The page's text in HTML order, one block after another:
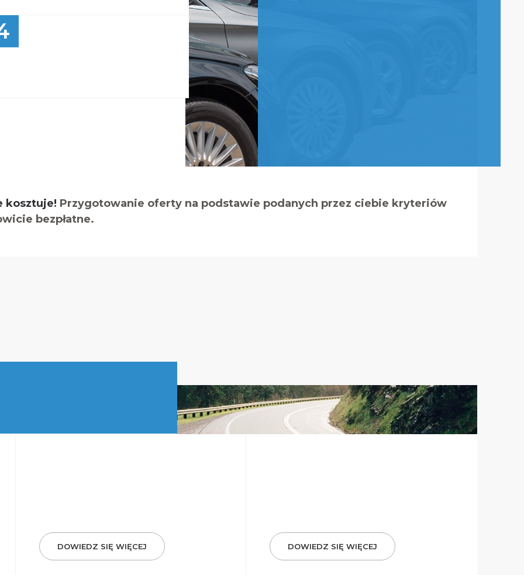
kosztuje! Przygotowanie oferty na podstawie podanych przez ciebie kryteriów
bezpłatne.
DOWIEDZ SIĘ WIĘCEJ DOWIEDZ SIĘ WIĘCEJ